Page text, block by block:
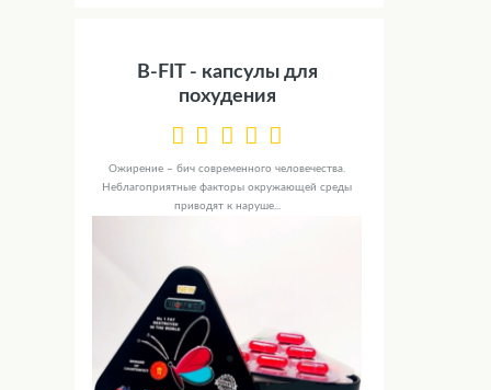
B-FIT - капсулы для
похудения
Ожирение – бич современного человечества.
Неблагоприятные факторы окружающей среды
приводят к наруше...